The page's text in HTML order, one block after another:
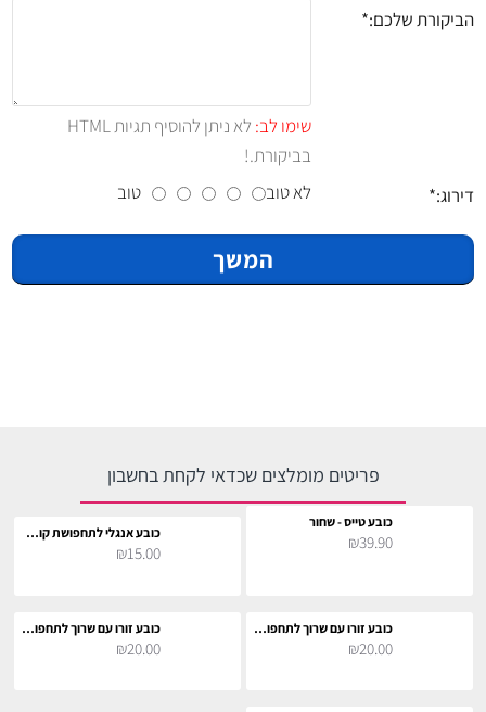
הביקורת שלכם:
שימו לב:
לא ניתן להוסיף תגיות HTML
בביקורת.!
דירוג:
לא טוב טוב
המשך
פריטים מומלצים שכדאי לקחת בחשבון
כובע טייס - שחור
₪39.90 כובע אנגלי לתחפושת קוספליי
₪15.00
כובע זורו עם שרוך לתחפושת קוספליי
₪20.00
כובע זורו עם שרוך לתחפושת קוספליי
₪20.00